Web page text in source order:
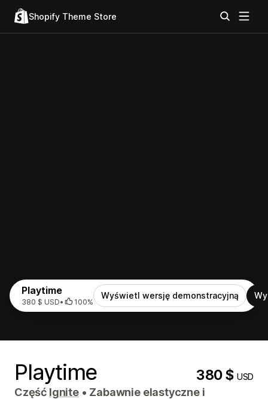
Shopify Theme Store
Playtime
380 $ USD• 100%
Wyświetl wersję demonstracyjną
Playtime 380 $USD
Część Ignite • Zabawnie elastyczne i